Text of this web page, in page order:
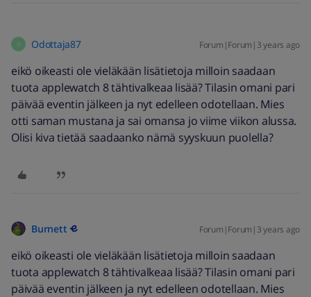
O Odottaja87 Forum|Forum|3 years ago
eikö oikeasti ole vieläkään lisätietoja milloin saadaan
tuota applewatch 8 tähtivalkeaa lisää? Tilasin omani pari
päivää eventin jälkeen ja nyt edelleen odotellaan. Mies
otti saman mustana ja sai omansa jo viime viikon alussa.
Olisi kiva tietää saadaanko nämä syyskuun puolella?
Burnett Forum|Forum|3 years ago
eikö oikeasti ole vieläkään lisätietoja milloin saadaan
tuota applewatch 8 tähtivalkeaa lisää? Tilasin omani pari
päivää eventin jälkeen ja nyt edelleen odotellaan. Mies